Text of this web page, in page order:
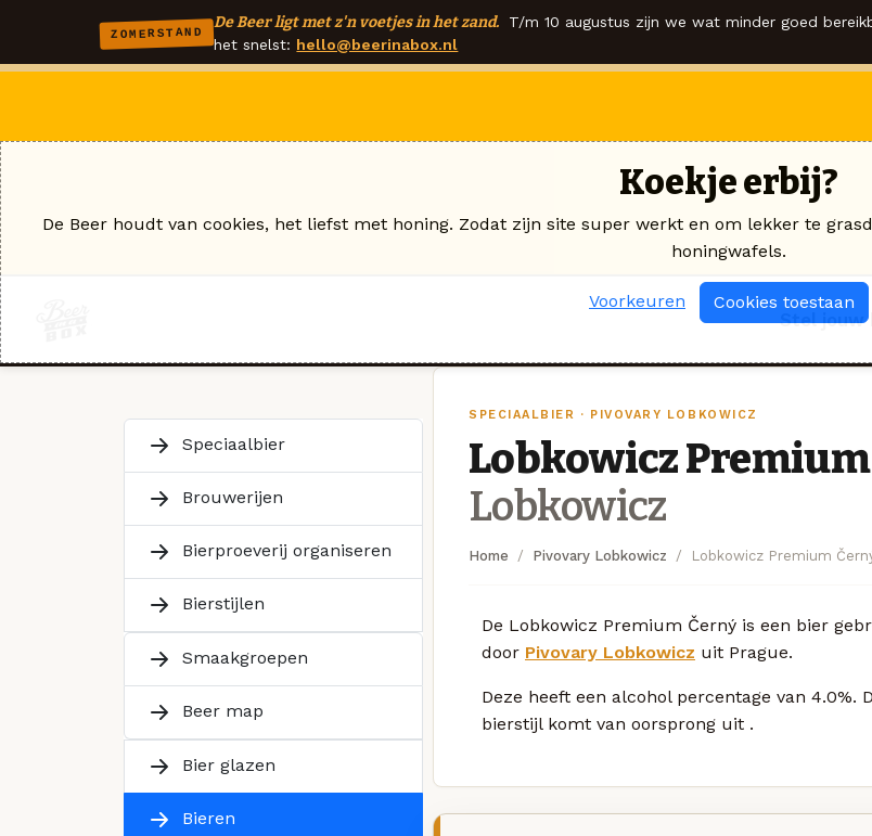
ZOMERSTAND
De Beer ligt met z'n voetjes in het zand.
T/m 10 augustus zijn we wat minder goed
het snelst: hello@beerinabox.nl
Stel jouw
Speciaalbier
Brouwerijen
Bierproeverij organiseren
Bierstijlen
Smaakgroepen
Beer map
Bier glazen
Bieren
SPECIAALBIER · PIVOVARY LOBKOWICZ
Lobkowicz
Lobkowicz
Home Pivovary Lobkowicz Lobkowicz Premium
De Lobkowicz Premium Černý is een bier
door Pivovary Lobkowicz uit Prague.
Deze heeft een alcohol percentage van 4.0%.
bierstijl komt van oorsprong uit .
Koekje erbij?
De Beer houdt van cookies, het liefst met honing. Zodat zijn site super werkt en om lekker te
honingwafels.
Voorkeuren Cookies toestaan